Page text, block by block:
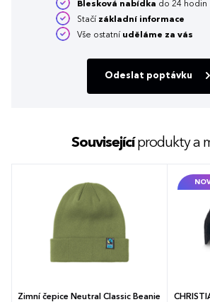
Blesková nabídka do 24 hodin
Stačí základní informace
Vše ostatní uděláme za vás
Odeslat poptávku
Souvisejícíprodukty a
Zimní čepice Neutral Classic Beanie